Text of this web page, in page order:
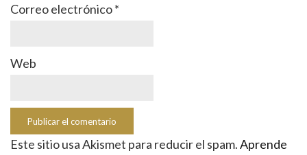
Correo electrónico*
Web
Este sitio usa Akismet para reducir el spam.Aprende